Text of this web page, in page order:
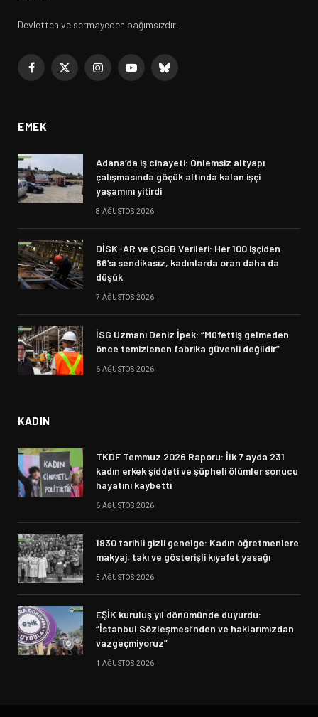
Devletten ve sermayeden bağımsızdır.
Facebook
X
InstagramYouTubeBluesky
EMEK
Adana’da iş cinayeti: Önlemsiz altyapı
çalışmasında göçük altında kalan işçi
yaşamını yitirdi
8 AĞUSTOS 2026
DİSK-AR ve ÇSGB Verileri: Her 100 işçiden
86’sı sendikasız, kadınlarda oran daha da
düşük
7 AĞUSTOS 2026
İSG Uzmanı Deniz İpek: “Müfettiş gelmeden
önce temizlenen fabrika güvenli değildir”
6 AĞUSTOS 2026
KADIN
TKDF Temmuz 2026 Raporu: İlk 7 ayda 231
kadın erkek şiddeti ve şüpheli ölümler sonucu
hayatını kaybetti
6 AĞUSTOS 2026
1930 tarihli gizli genelge: Kadın öğretmenlere
makyaj, takı ve gösterişli kıyafet yasağı
5 AĞUSTOS 2026
EŞİK kuruluş yıl dönümünde duyurdu:
“İstanbul Sözleşmesi’nden ve haklarımızdan
vazgeçmiyoruz”
1 AĞUSTOS 2026